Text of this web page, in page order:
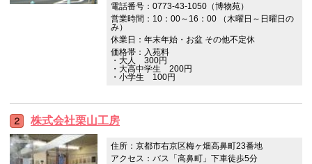
電話番号：0773-43-1050（博物苑）
営業時間：10：00～16：00 （木曜日～日曜日の
み）
休業日：年末年始・お盆 その他不定休
価格帯：入苑料
・大人 300円
・大高中学生 200円
・小学生 100円
株式会社栗山工房
住所：京都市右京区梅ヶ畑高鼻町23番地
アクセス：バス「高鼻町」下車徒歩5分